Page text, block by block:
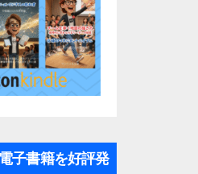
子書籍を好評発